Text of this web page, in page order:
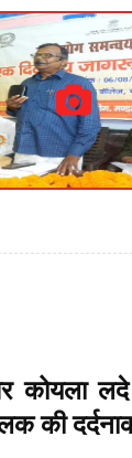
कोयला
की